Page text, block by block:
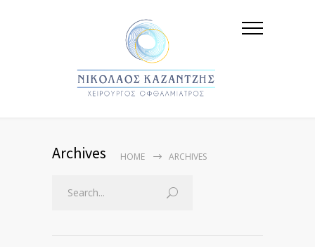
Archives HOME ARCHIVES